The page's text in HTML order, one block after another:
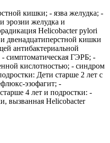
кишки; - язва желудка; -
желудка и
Helicobacter pylori
двенадцатиперстной кишки
антибактериальной
симптоматическая ГЭРБ; -
кислотностью; - синдром
Дети старше 2 лет с
эзофагит; -
4 лет и подростки: -
вызванная Helicobacter